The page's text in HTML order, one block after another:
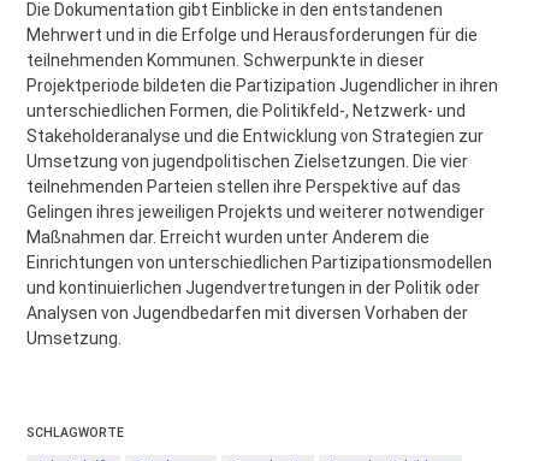
Die Dokumentation gibt Einblicke in den entstandenen
Mehrwert und in die Erfolge und Herausforderungen für die
teilnehmenden Kommunen. Schwerpunkte in dieser
Projektperiode bildeten die Partizipation Jugendlicher in ihren
unterschiedlichen Formen, die Politikfeld-, Netzwerk- und
Stakeholderanalyse und die Entwicklung von Strategien zur
Umsetzung von jugendpolitischen Zielsetzungen. Die vier
teilnehmenden Parteien stellen ihre Perspektive auf das
Gelingen ihres jeweiligen Projekts und weiterer notwendiger
Maßnahmen dar. Erreicht wurden unter Anderem die
Einrichtungen von unterschiedlichen Partizipationsmodellen
und kontinuierlichen Jugendvertretungen in der Politik oder
Analysen von Jugendbedarfen mit diversen Vorhaben der
Umsetzung.
SCHLAGWORTE